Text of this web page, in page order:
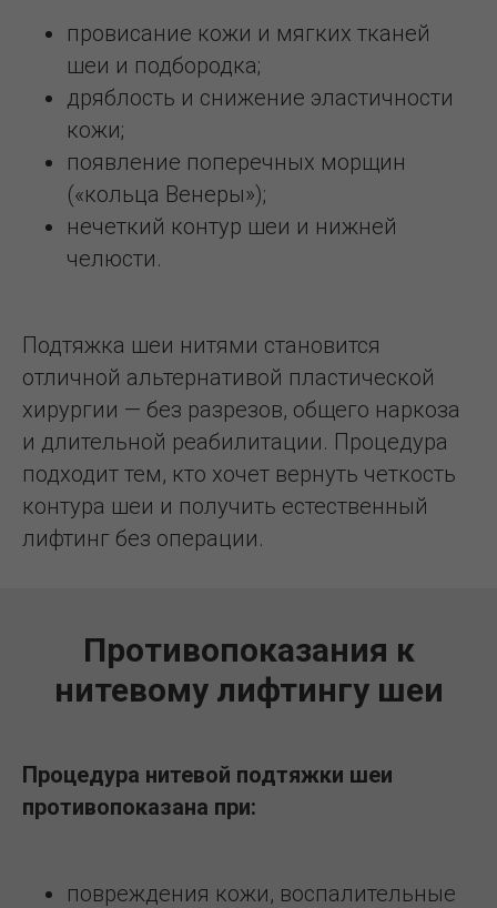
провисание кожи и мягких тканей
шеи и подбородка;
дряблость и снижение эластичности
кожи;
появление поперечных морщин
(«кольца Венеры»);
нечеткий контур шеи и нижней
челюсти.
Подтяжка шеи нитями становится
отличной альтернативой пластической
хирургии — без разрезов, общего наркоза
и длительной реабилитации. Процедура
подходит тем, кто хочет вернуть четкость
контура шеи и получить естественный
лифтинг без операции.
Противопоказания к
нитевому лифтингу шеи
Процедура нитевой подтяжки шеи
противопоказана при:
повреждения кожи, воспалительные